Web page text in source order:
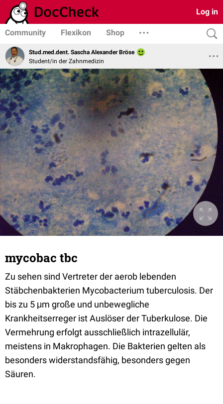
Log in
Community Flexikon Shop
Stud.med.dent. Sascha Alexander Bröse
Student/in der Zahnmedizin
mycobac tbc
Zu sehen sind Vertreter der aerob lebenden
Stäbchenbakterien Mycobacterium tuberculosis. Der
bis zu 5 μm große und unbewegliche
Krankheitserreger ist Auslöser der Tuberkulose. Die
Vermehrung erfolgt ausschließlich intrazellulär,
meistens in Makrophagen. Die Bakterien gelten als
besonders widerstandsfähig, besonders gegen
Säuren.